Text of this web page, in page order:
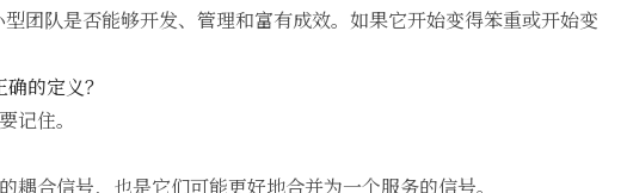
团队是否能够开发、管理和富有成效。如果它开始变得笨重或开始变
的定义？
记住。
合信号，也是它们可能更好地合并为一个服务的信号。